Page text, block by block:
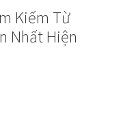
Kiếm Từ
Nhất Hiện